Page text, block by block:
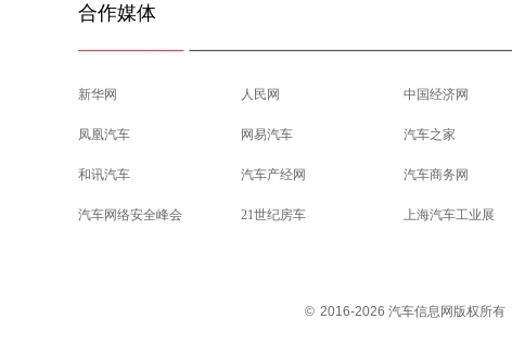
合作媒体
新华网 人民网 中国经济网
凤凰汽车 网易汽车 汽车之家
和讯汽车 汽车产经网 汽车商务网
汽车网络安全峰会 21世纪房车 上海汽车工业展
© 2016-2026 汽车信息网版权所有